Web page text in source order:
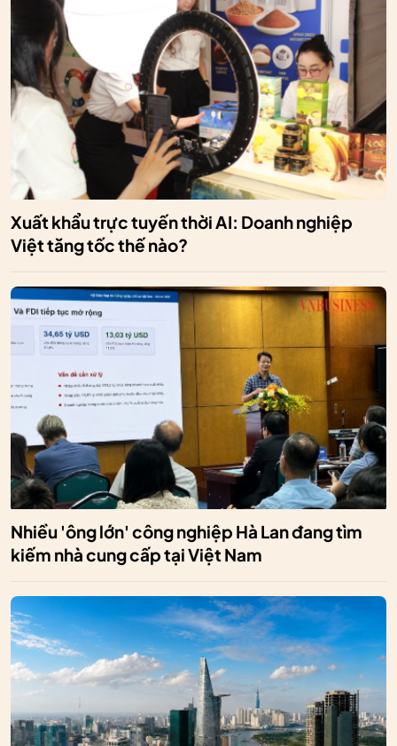
Xuất khẩu trực tuyến thời AI: Doanh nghiệp
Việt tăng tốc thế nào?
Nhiều 'ông lớn' công nghiệp Hà Lan đang tìm
kiếm nhà cung cấp tại Việt Nam